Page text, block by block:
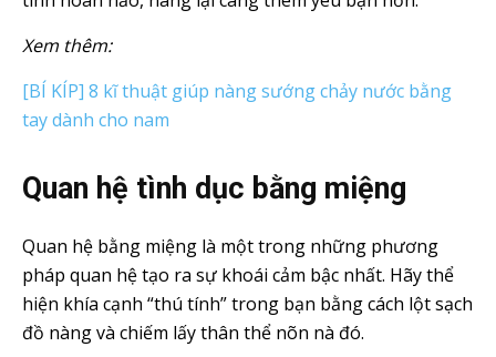
Xem thêm:
[BÍ KÍP] 8 kĩ thuật giúp nàng sướng chảy nước bằng
tay dành cho nam
Quan hệ tình dục bằng miệng
Quan hệ bằng miệng là một trong những phương
pháp quan hệ tạo ra sự khoái cảm bậc nhất. Hãy thể
hiện khía cạnh “thú tính” trong bạn bằng cách lột sạch
đồ nàng và chiếm lấy thân thể nõn nà đó.